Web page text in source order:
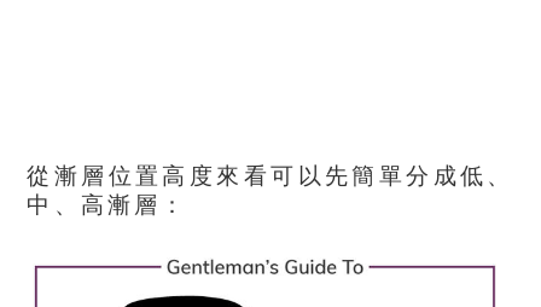
從漸層位置高度來看可以先簡單分成低、
中、高漸層：